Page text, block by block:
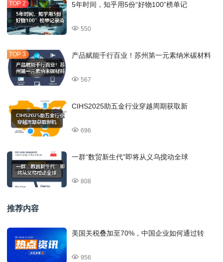
5年时间，知乎用5份“好物100”榜单记
550
产品赋能千行百业！苏州第一元素纳米碳材料
567
CIHS2025助五金行业穿越周期获取新
696
一群“数贸新生代”即将从义乌搅动全球
808
推荐内容
美国关税叠加至70%，中国企业如何通过转
956